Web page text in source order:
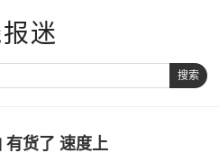
迷
搜索
有货了 速度上